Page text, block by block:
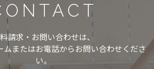
請求・お問い合わせは、
ムまたはお電話からお問い合わせくださ
い。